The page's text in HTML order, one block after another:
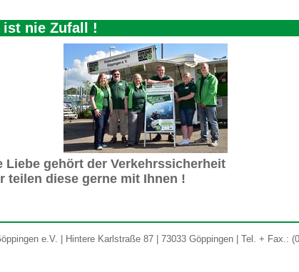
ist nie Zufall !
Liebe gehört der Verkehrssicherheit
teilen diese gerne mit Ihnen !
e.V. | Hintere Karlstraße 87 | 73033 Göppingen | Tel. + Fax.: